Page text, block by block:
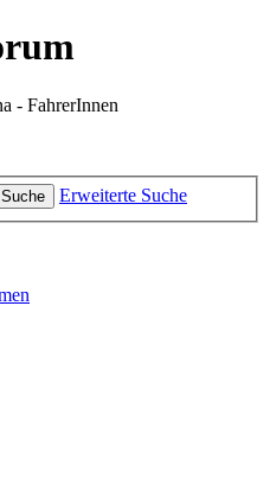
- FahrerInnen
Suche Erweiterte Suche